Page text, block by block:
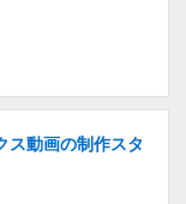
ス動画の制作スタ